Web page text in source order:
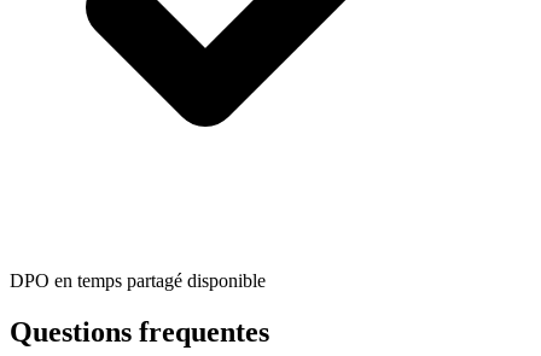
DPO en temps partagé disponible
Questions frequentes